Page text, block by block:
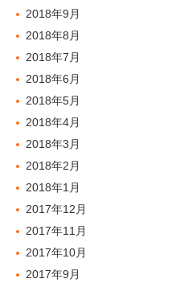
2018年9月
2018年8月
2018年7月
2018年6月
2018年5月
2018年4月
2018年3月
2018年2月
2018年1月
2017年12月
2017年11月
2017年10月
2017年9月